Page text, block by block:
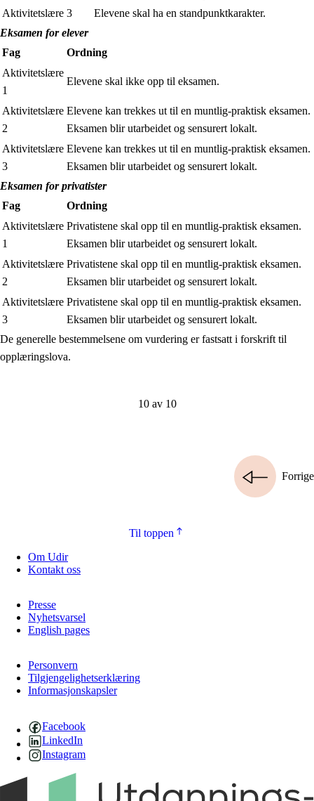
Aktivitetslære 3
Elevene skal ha en standpunktkarakter.
Eksamen for elever
Fag
Ordning
Aktivitetslære
1
Elevene skal ikke opp til eksamen.
Aktivitetslære
2
Elevene kan trekkes ut til en muntlig-praktisk eksamen.
Eksamen blir utarbeidet og sensurert lokalt.
Aktivitetslære
3
Elevene kan trekkes ut til en muntlig-praktisk eksamen.
Eksamen blir utarbeidet og sensurert lokalt.
Eksamen for privatister
Fag
Ordning
Aktivitetslære
1
Privatistene skal opp til en muntlig-praktisk eksamen.
Eksamen blir utarbeidet og sensurert lokalt.
Aktivitetslære
2
Privatistene skal opp til en muntlig-praktisk eksamen.
Eksamen blir utarbeidet og sensurert lokalt.
Aktivitetslære
3
Privatistene skal opp til en muntlig-praktisk eksamen.
Eksamen blir utarbeidet og sensurert lokalt.
De generelle bestemmelsene om vurdering er fastsatt i forskrift til
opplæringslova.
10 av 10
Forrige
Til toppen
Om Udir
Kontakt oss
Presse
Nyhetsvarsel
English pages
Personvern
Tilgjengelighetserklæring
Informasjonskapsler
Facebook
LinkedIn
Instagram